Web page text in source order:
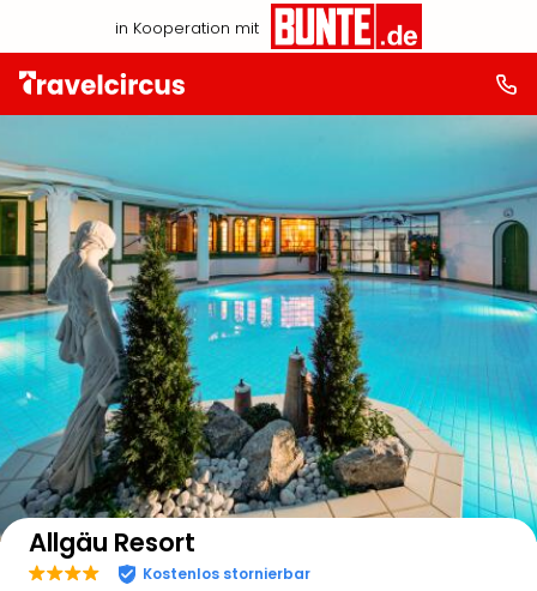
in Kooperation mit
Auf der Karte anzeigen
Allgäu Resort
Kostenlos stornierbar